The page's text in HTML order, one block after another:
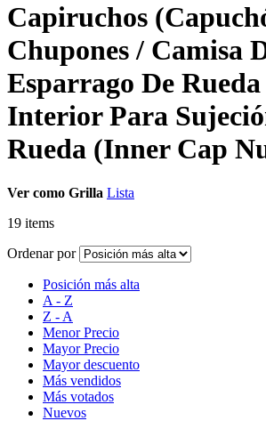
Capiruchos
Chupones / Camisa
Esparrago De
Interior Para
Rueda (Inner Cap
Ver como Grilla Lista
19 items
Ordenar por
Posición más alta
A - Z
Z - A
Menor Precio
Mayor Precio
Mayor descuento
Más vendidos
Más votados
Nuevos